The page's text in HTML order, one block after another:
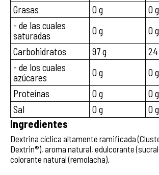
Grasas
0 g
0 g
- de las cuales
saturadas
0 g
0 g
Carbohidratos
97 g
- de los cuales
azúcares
0 g
0 g
Proteínas
0 g
0 g
Sal
0 g 0 g
Ingredientes
Dextrina cíclica altamente ramificada
Dextrin®), aroma natural, edulcorante
colorante natural (remolacha).